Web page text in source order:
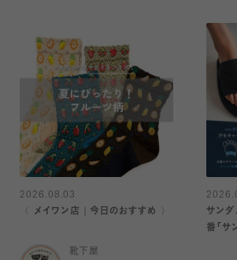
2026.08.03
〈 メイワン店｜今日のおすすめ 〉
靴下屋
サンダ
番「サ